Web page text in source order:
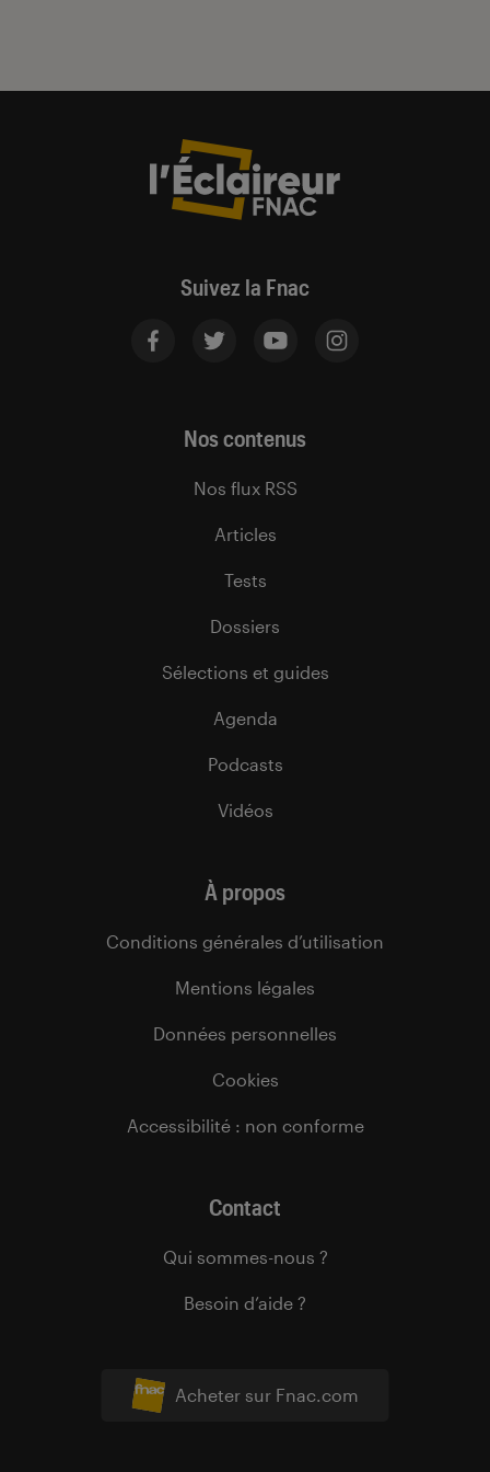
Suivez la Fnac
Acheter sur Fnac.com
Nos contenus
Nos flux RSS
Articles
Tests
Dossiers
Sélections et guides
Agenda
Podcasts
Vidéos
À propos
Conditions générales d’utilisation
Mentions légales
Données personnelles
Cookies
Accessibilité : non conforme
Contact
Qui sommes-nous ?
Besoin d’aide ?